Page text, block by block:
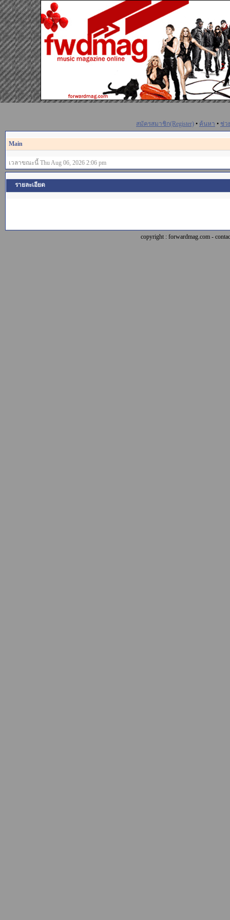
สมัครสมาชิก(Register) • ค้นหา • ช่ว
Main
เวลาขณะนี้ Thu Aug 06, 2026 2:06 pm
รายละเอียด
copyright : forwardmag.com -